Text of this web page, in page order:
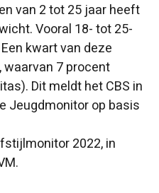
van 2 tot 25 jaar heeft
Vooral 18- tot 25-
kwart van deze
7 procent
Dit meldt het CBS in
Jeugdmonitor op basis
2022, in